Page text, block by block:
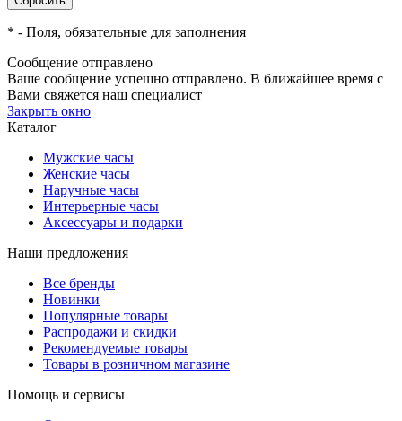
* - Поля, обязательные для заполнения
Сообщение отправлено
Ваше сообщение успешно отправлено. В ближайшее время с
Вами свяжется наш специалист
Закрыть окно
Каталог
Мужские часы
Женские часы
Наручные часы
Интерьерные часы
Аксессуары и подарки
Наши предложения
Все бренды
Новинки
Популярные товары
Распродажи и скидки
Рекомендуемые товары
Товары в розничном магазине
Помощь и сервисы